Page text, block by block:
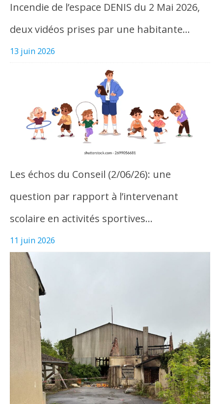
Incendie de l’espace DENIS du 2 Mai 2026,
deux vidéos prises par une habitante…
13 juin 2026
Les échos du Conseil (2/06/26): une
question par rapport à l’intervenant
scolaire en activités sportives…
11 juin 2026